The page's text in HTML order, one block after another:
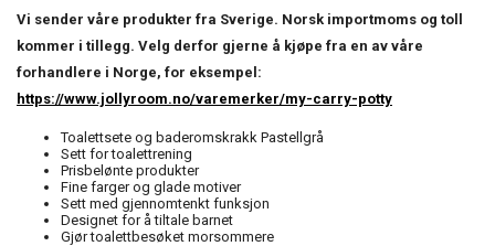
Vi sender våre produkter fra Sverige. Norsk importmoms og toll
kommer i tillegg. Velg derfor gjerne å kjøpe fra en av våre
forhandlere i Norge, for eksempel:
https://www.jollyroom.no/varemerker/my-carry-potty
Toalettsete og baderomskrakk Pastellgrå
Sett for toalettrening
Prisbelønte produkter
Fine farger og glade motiver
Sett med gjennomtenkt funksjon
Designet for å tiltale barnet
Gjør toalettbesøket morsommere